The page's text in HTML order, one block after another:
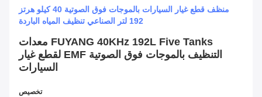
منظف ​​قطع غيار السيارات بالموجات فوق الصوتية 40 كيلو هرتز
192 لتر الصناعي تنظيف المياه الباردة
FUYANG 40KHz 192L Five Tanks معدات
التنظيف بالموجات فوق الصوتية EMF لقطع غيار
السيارات
تخصيص